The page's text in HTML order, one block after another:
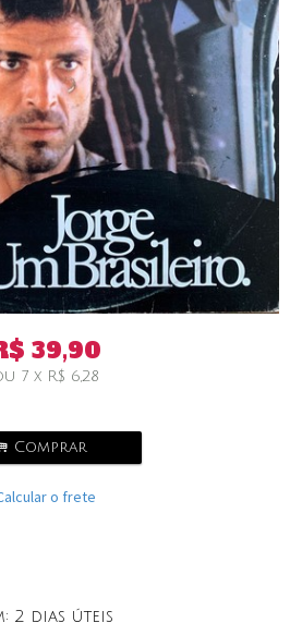
39,90
7 x R$ 6,28
Comprar
o frete
2 dias úteis